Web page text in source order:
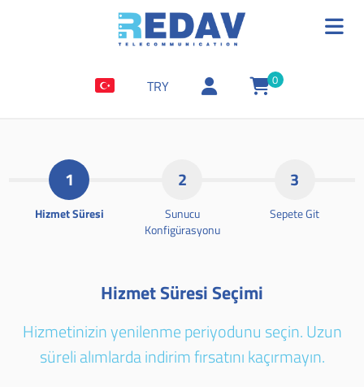
TRY 0
1
Hizmet Süresi
2
Sunucu
Konfigürasyonu
3
Sepete Git
Hizmet Süresi Seçimi
Hizmetinizin yenilenme periyodunu seçin. Uzun
süreli alımlarda indirim fırsatını kaçırmayın.